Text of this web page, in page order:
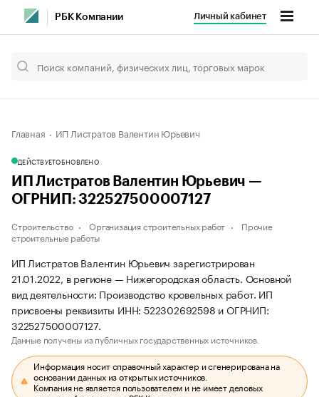
РБК Компании Личный кабинет
Главная ИП Листратов Валентин Юрьевич
ДЕЙСТВУЕТОБНОВЛЕНО
ИП Листратов Валентин Юрьевич —
ОГРНИП: 322527500007127
Строительство Организация строительных работ
Прочие
строительные работы
ИП Листратов Валентин Юрьевич зарегистрирован
21.01.2022, в регионе — Нижегородская область. Основной
вид деятельности: Производство кровельных работ. ИП
присвоены реквизиты ИНН: 522302692598 и ОГРНИП:
322527500007127.
Данные получены из публичных государственных источников.
Информация носит справочный характер и сгенерирована на
основании данных из открытых источников.
Компания не является пользователем и не имеет деловых